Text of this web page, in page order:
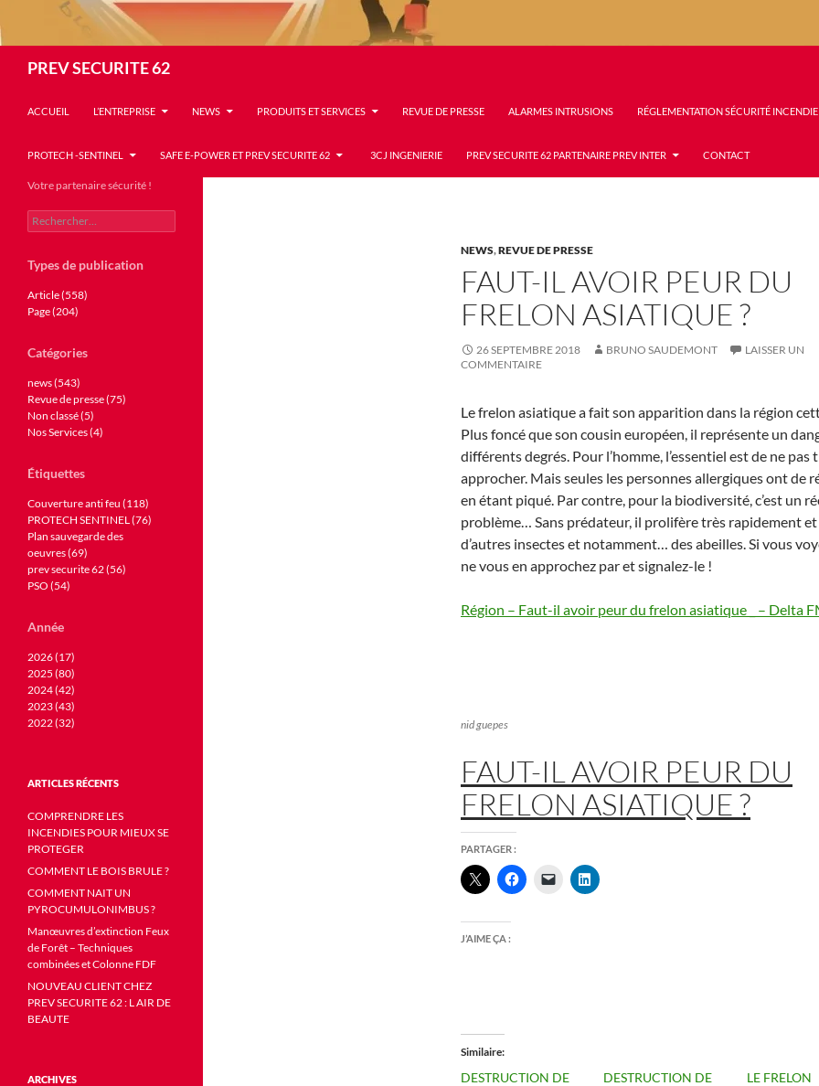
PREV SECURITE 62
ACCUEIL L’ENTREPRISE NEWS PRODUITS ET SERVICES REVUE DE PRESSE ALARMES INTRUSIONS RÉGLEMENTATION SÉCURITÉ INCENDIE
PROTECH -SENTINEL SAFE E-POWER ET PREV SECURITE 62 3CJ INGENIERIE PREV SECURITE 62 PARTENAIRE PREV INTER CONTACT
NEWS,REVUE DE PRESSE
FAUT-IL AVOIR PEUR DU
FRELON ASIATIQUE ?
26 SEPTEMBRE 2018 BRUNO SAUDEMONT
LAISSER UN
COMMENTAIRE
Le frelon asiatique a fait son apparition dans la région
Plus foncé que son cousin européen, il représente un
différents degrés. Pour l’homme, l’essentiel est de ne pas
approcher. Mais seules les personnes allergiques ont de
en étant piqué. Par contre, pour la biodiversité, c’est un
problème… Sans prédateur, il prolifère très rapidement
d’autres insectes et notamment… des abeilles. Si vous
ne vous en approchez par et signalez-le !
Région – Faut-il avoir peur du frelon asiatique _ – Delta
nid guepes
FAUT-IL AVOIR PEUR DU
FRELON ASIATIQUE ?
PARTAGER :
J’AIME ÇA :
Similaire
DESTRUCTION DE
DESTRUCTION DE
LE FRELON
Votre partenaire sécurité !
Rechercher :
Types de publication
Article (558)
Page (204)
Catégories
news (543)
Revue de presse (75)
Non classé (5)
Nos Services (4)
Étiquettes
Couverture anti feu (118)
PROTECH SENTINEL (76)
Plan sauvegarde des
oeuvres (69)
prev securite 62 (56)
PSO (54)
Année
2026 (17)
2025 (80)
2024 (42)
2023 (43)
2022 (32)
ARTICLES RÉCENTS
COMPRENDRE LES
INCENDIES POUR MIEUX SE
PROTEGER
COMMENT LE BOIS BRULE ?
COMMENT NAIT UN
PYROCUMULONIMBUS ?
Manœuvres d’extinction Feux
de Forêt – Techniques
combinées et Colonne FDF
NOUVEAU CLIENT CHEZ
PREV SECURITE 62 : L AIR DE
BEAUTE
ARCHIVES